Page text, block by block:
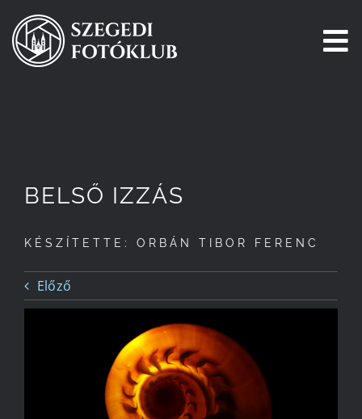
Kihagyás
Pályázatok
Tagjaink
Csatlakozz!
BELSŐ IZZÁS
KÉSZÍTETTE: ORBÁN TIBOR FERENC
Előző